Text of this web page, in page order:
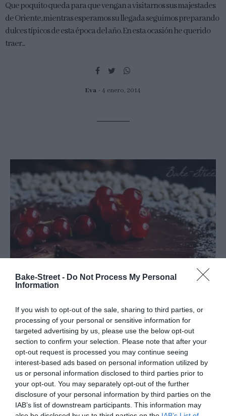
Bake-Street - Do Not Process My Personal
Information
If you wish to opt-out of the sale, sharing to third parties, or
processing of your personal or sensitive information for
targeted advertising by us, please use the below opt-out
section to confirm your selection. Please note that after your
opt-out request is processed you may continue seeing
interest-based ads based on personal information utilized by
us or personal information disclosed to third parties prior to
your opt-out. You may separately opt-out of the further
disclosure of your personal information by third parties on the
IAB’s list of downstream participants. This information may
Que poquito queda para que vengan a visitarnos sus majestades
de Oriente, mientras esperamos su llegada seguimos preparando
dulces típicos de esta época del año. En esta ocasión he querido
traer...
Eva 4 enero, 2014
Cuento de Navidad: German Tree
Cake
NAVIDAD DEL PRESENTE Abro los ojos y miro alrededor, estoy en
casa. Es día 24 de Diciembre, Nochebuena, hoy me espera un día
en familia y con bastante trabajo por delante. Hay...